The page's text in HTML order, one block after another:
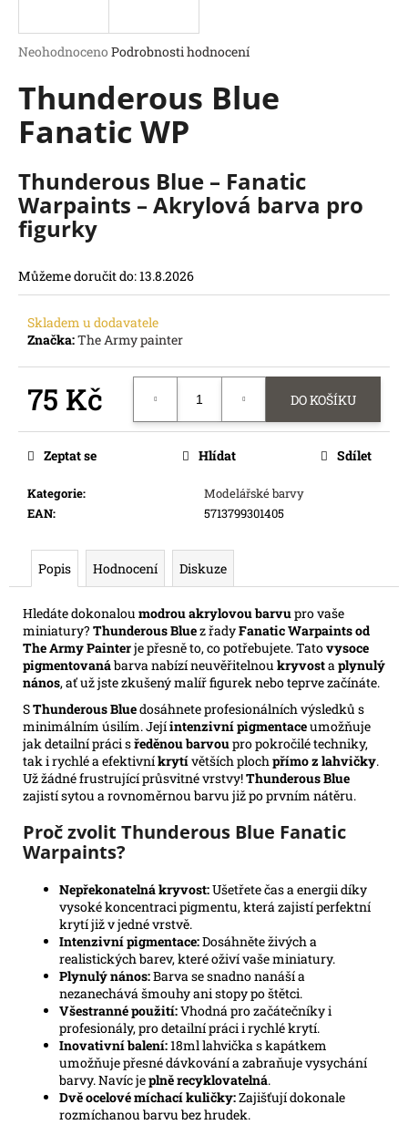
Průměrné
produktu
0,0
hvězdiček.
Neohodnoceno Podrobnosti hodnocení
Thunderous Blue
Fanatic WP
Thunderous Blue – Fanatic
Warpaints – Akrylová barva pro
figurky
Můžeme doručit do:13.8.2026
Skladem u dodavatele
Značka:The Army painter
75 Kč DO KOŠÍKU
Kategorie:
Modelářské barvy
EAN: 5713799301405
Zeptat se Hlídat Sdílet
Popis Hodnocení Diskuze
Hledáte dokonalou modrou akrylovou barvupro vaše
miniatury? Thunderous Bluez řadyFanatic Warpaints od
The Army Painterje přesně to, co potřebujete. Tatovysoce
pigmentovanábarva nabízí neuvěřitelnou kryvostaplynulý
nános, ať už jste zkušený malíř figurek nebo teprve začínáte.
SThunderous Bluedosáhnete profesionálních výsledků s
minimálním úsilím. Jejíintenzivní pigmentaceumožňuje
jak detailní práci sředěnou barvoupro pokročilé techniky,
tak i rychlé a efektivníkrytívětších plochpřímo z lahvičky.
Už žádné frustrující průsvitné vrstvy!Thunderous Blue
zajistí sytou a rovnoměrnou barvu již po prvním nátěru.
Proč zvolit Thunderous Blue Fanatic
Warpaints?
Nepřekonatelná kryvost:Ušetřete čas a energii díky
vysoké koncentraci pigmentu, která zajistí perfektní
krytí již v jedné vrstvě.
Intenzivní pigmentace:Dosáhněte živých a
realistických barev, které oživí vaše miniatury.
Plynulý nános:Barva se snadno nanáší a
nezanechává šmouhy ani stopy po štětci.
Všestranné použití:Vhodná pro začátečníky i
profesionály, pro detailní práci i rychlé krytí.
Inovativní balení:18ml lahvička s kapátkem
umožňuje přesné dávkování a zabraňuje vysychání
barvy. Navíc jeplně recyklovatelná.
Dvě ocelové míchací kuličky:Zajišťují dokonale
rozmíchanou barvu bez hrudek.
j
t
?
HLEDAT
D
p
o
u
č
e
SWU
SECRETS
POWER
-
BOOSTER
99
Kč
Původně:
109